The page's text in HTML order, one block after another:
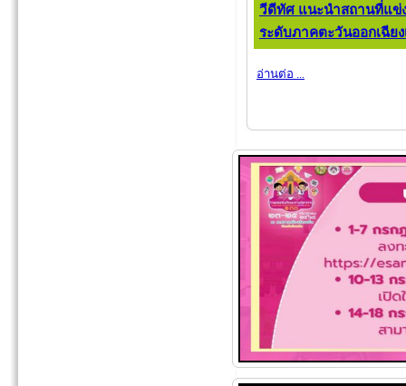
วีดีทัศ แนะนำสถานที่แข่
ระดับภาคตะวันออกเฉียง
อ่านต่อ ...